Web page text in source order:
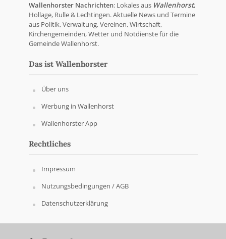
Wallenhorster Nachrichten: Lokales aus Wallenhorst,
Hollage, Rulle & Lechtingen. Aktuelle News und Termine
aus Politik, Verwaltung, Vereinen, Wirtschaft,
Kirchengemeinden, Wetter und Notdienste für die
Gemeinde Wallenhorst.
Das ist Wallenhorster
Über uns
Werbung in Wallenhorst
Wallenhorster App
Rechtliches
Impressum
Nutzungsbedingungen / AGB
Datenschutzerklärung